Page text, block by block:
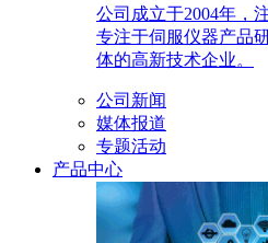
公司成立于2004年，
专注于伺服仪器产品
体的高新技术企业。
公司新闻
媒体报道
专题活动
产品中心